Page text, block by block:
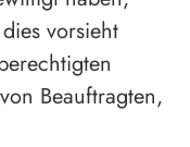
vorsieht
Beauftragten,